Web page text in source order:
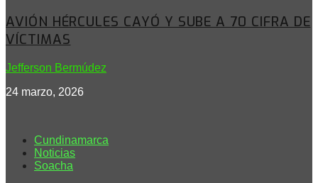
AVIÓN HÉRCULES CAYÓ Y SUBE A 70 CIFRA DE
VÍCTIMAS
Jefferson Bermúdez
24 marzo, 2026
Cundinamarca
Noticias
Soacha